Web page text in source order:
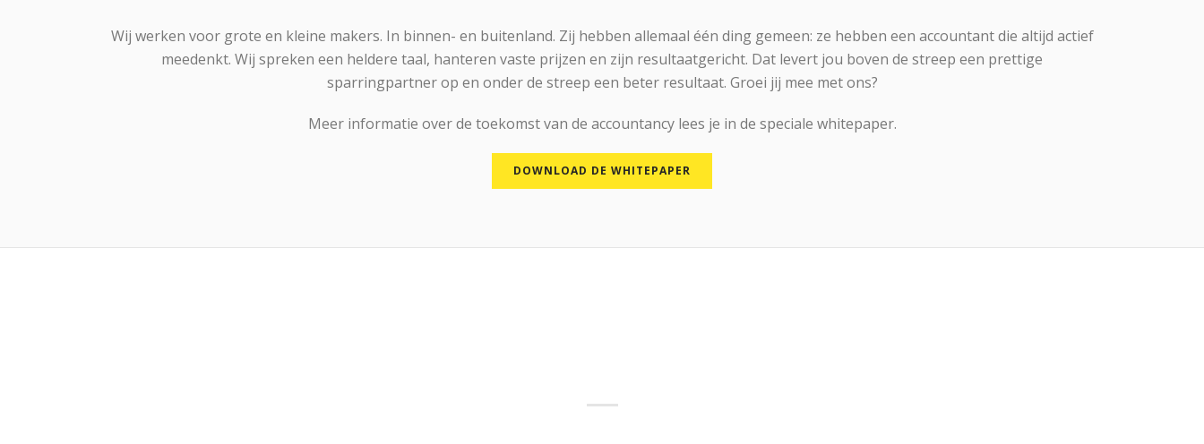
Wij werken voor grote en kleine makers. In binnen- en buitenland. Zij hebben allemaal één ding gemeen: ze hebben een accountant die altijd actief
meedenkt. Wij spreken een heldere taal, hanteren vaste prijzen en zijn resultaatgericht. Dat levert jou boven de streep een prettige
sparringpartner op en onder de streep een beter resultaat. Groei jij mee met ons?
Meer informatie over de toekomst van de accountancy lees je in de speciale whitepaper.
DOWNLOAD DE WHITEPAPER